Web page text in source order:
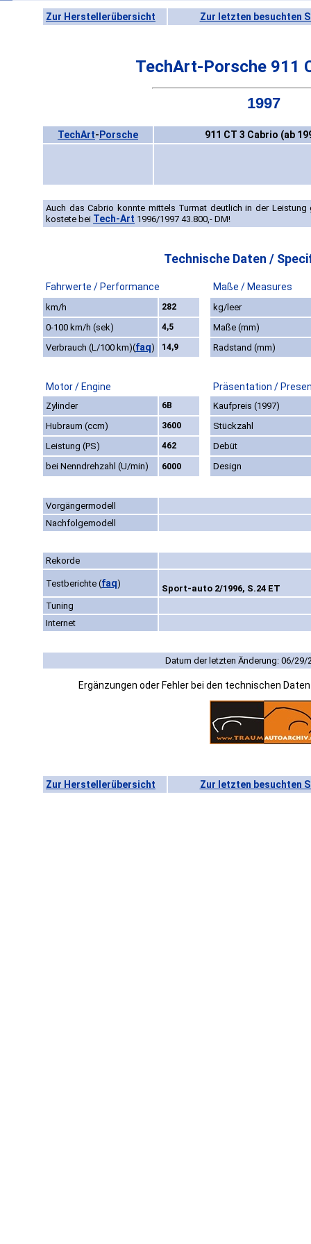
Zur Herstellerübersicht Zur letzten besuchten
TechArt-Porsche 911
1997
TechArt- Porsche 911 CT 3 Cabrio (ab
Auch das Cabrio konnte mittels Turmat deutlich in der
kostete bei Tech-Art 1996/1997 43.800,- DM!
Technische Daten /
Fahrwerte / Performance Maße / Measures
km/h 282
kg/leer
0-100 km/h (sek)
4,5
Maße (mm)
Verbrauch (L/100 km)(faq) 14,9 Radstand (mm)
Motor / Engine Präsentation /
Zylinder 6B
Kaufpreis (1997)
Hubraum (ccm)
3600
Stückzahl
Leistung (PS)
462
Debüt
bei Nenndrehzahl (U/min)
6000 Design
Vorgängermodell
Nachfolgemodell
Rekorde
Testberichte (faq)
Sport-auto 2/1996, S.24 ET
Tuning
Internet
Datum der letzten Änderung: 06/29/
Ergänzungen oder Fehler bei den technischen
Zur Herstellerübersicht Zur letzten besuchten